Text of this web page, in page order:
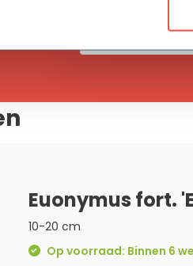
Euonymus fort.
10-20 cm
Op voorraad: Binnen 6